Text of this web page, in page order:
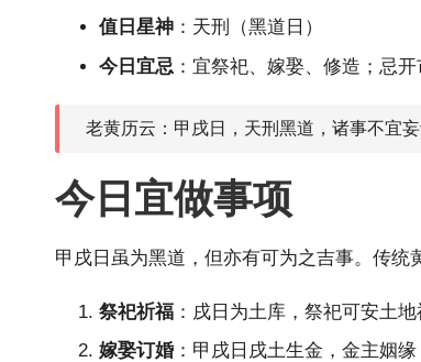
值日星神 ：天刑（黑道日）
今日宜忌 ：宜祭祀、嫁娶、修造；忌
老黄历云：甲戌日，天刑黑道，诸事不宜
今日宜做事项
甲戌日虽为黑道，但亦有可为之吉事。传统
祭祀祈福 ：戌日为土库，祭祀可安土地
嫁娶订婚：甲戌日戌土生金，金主姻缘